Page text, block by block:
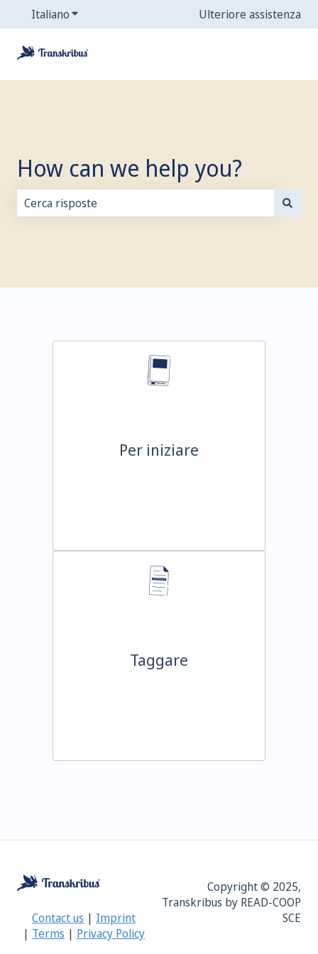
ItalianoMostra sottomenu per le traduzioniUlteriore assistenza
How can we help you?
Per iniziare
Taggare
Contact us | Imprint
| Terms | Privacy Policy
Copyright © 2025,
Transkribus by READ-COOP
SCE